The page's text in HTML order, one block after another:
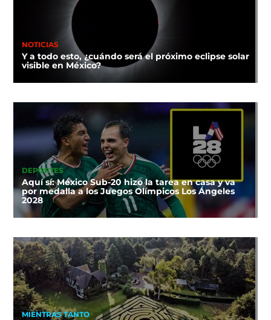
NOTICIAS
Y a todo esto, ¿cuándo será el próximo eclipse solar
visible en México?
DEPORTES
Aquí sí: México Sub-20 hizo la tarea en casa y va
por medalla a los Juegos Olímpicos Los Ángeles
2028
MIENTRAS TANTO